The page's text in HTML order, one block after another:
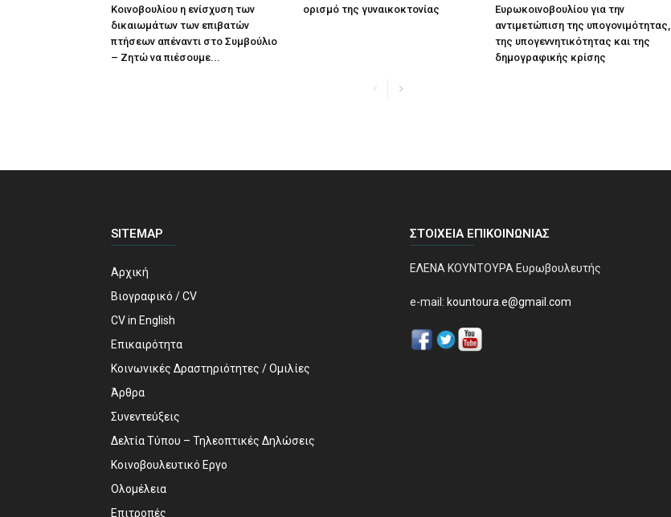
Κοινοβουλίου η ενίσχυση των
δικαιωμάτων των επιβατών
πτήσεων απέναντι στο Συμβούλιο
– Ζητώ να πιέσουμε...
ορισμό της γυναικοκτονίας
Ευρωκοινοβουλίου για την
αντιμετώπιση της υπογονιμότητας,
της υπογεννητικότητας και της
δημογραφικής κρίσης
SITEMAP
Αρχική
Βιογραφικό / CV
CV in English
Επικαιρότητα
Κοινωνικές Δραστηριότητες / Ομιλίες
Άρθρα
Συνεντεύξεις
Δελτία Τύπου – Τηλεοπτικές Δηλώσεις
Κοινοβουλευτικό Εργο
Ολομέλεια
Επιτροπές
ΣΤΟΙΧΕΊΑ ΕΠΙΚΟΙΝΩΝΊΑΣ
ΕΛΕΝΑ ΚΟΥΝΤΟΥΡΑ Ευρωβουλευτής
e-mail: kountoura.e@gmail.com